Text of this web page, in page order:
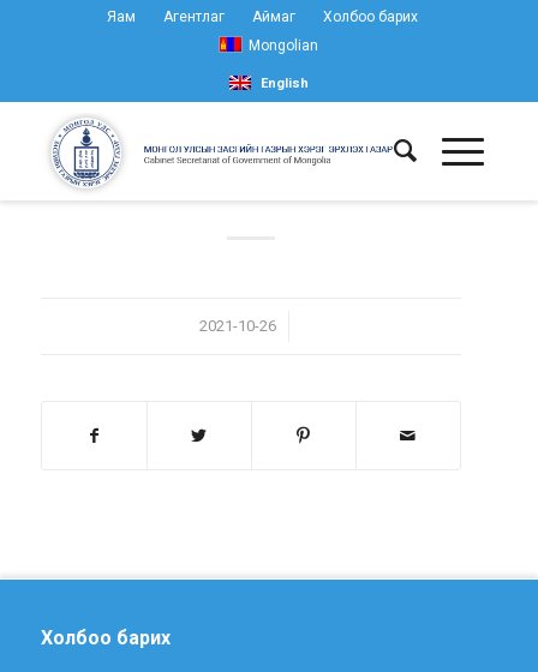
Яам Агентлаг Аймаг
Холбоо барих
Mongolian
English
2021-10-26
/
Холбоо барих